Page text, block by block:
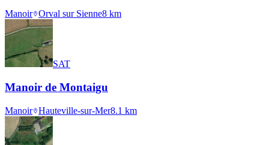
Manoir Orval sur Sienne8 km
SAT
Manoir de Montaigu
Manoir Hauteville-sur-Mer8.1 km